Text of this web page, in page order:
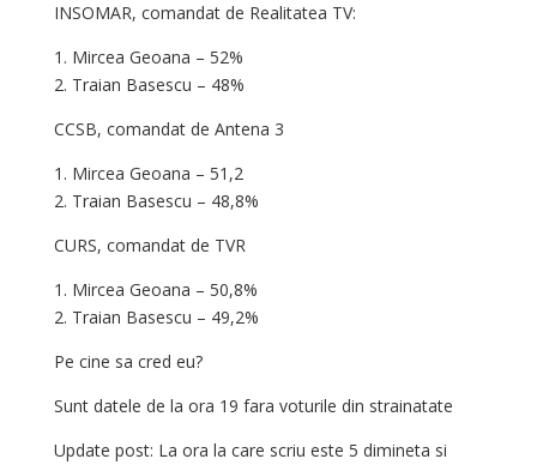
INSOMAR, comandat de Realitatea TV:
1. Mircea Geoana – 52%
2. Traian Basescu – 48%
CCSB, comandat de Antena 3
1. Mircea Geoana – 51,2
2. Traian Basescu – 48,8%
CURS, comandat de TVR
1. Mircea Geoana – 50,8%
2. Traian Basescu – 49,2%
Pe cine sa cred eu?
Sunt datele de la ora 19 fara voturile din strainatate
Update post: La ora la care scriu este 5 dimineta si